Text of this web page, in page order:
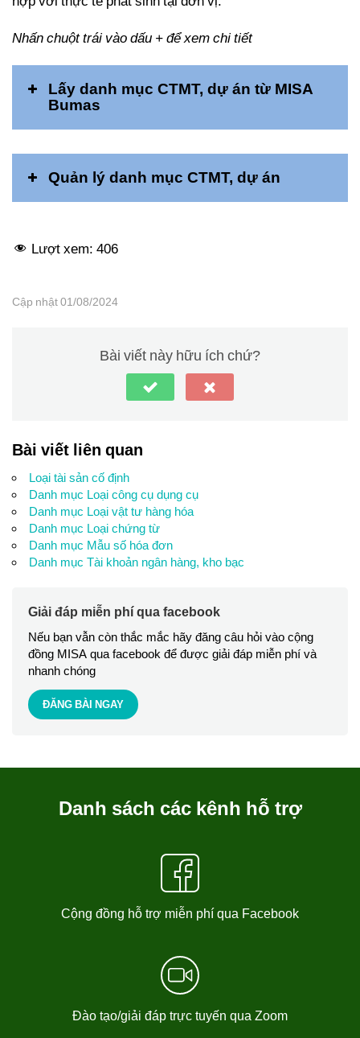
Nhấn chuột trái vào dấu + để xem chi tiết
Lấy danh mục CTMT, dự án từ MISA
Bumas
Quản lý danh mục CTMT, dự án
Nghiệp vụ\Nghiệp vụ khác.
Sửa.
Kế toán chủ đầu tư không thành lập
công
Lượt xem: 406
Cập nhật 01/08/2024
Bài viết này hữu ích chứ?
Bài viết liên quan
Loại tài sản cố định
Danh mục Loại công cụ dụng cụ
Danh mục Loại vật tư hàng hóa
Danh mục Loại chứng từ
Danh mục Mẫu số hóa đơn
Danh mục Tài khoản ngân hàng, kho bạc
Giải đáp miễn phí qua facebook
Nếu bạn vẫn còn thắc mắc hãy đăng câu hỏi vào cộng
đồng MISA qua facebook để được giải đáp miễn phí và
nhanh chóng
ĐĂNG BÀI NGAY
Danh sách các kênh hỗ trợ
Cộng đồng hỗ trợ miễn phí qua Facebook
Đào tạo/giải đáp trực tuyến qua Zoom